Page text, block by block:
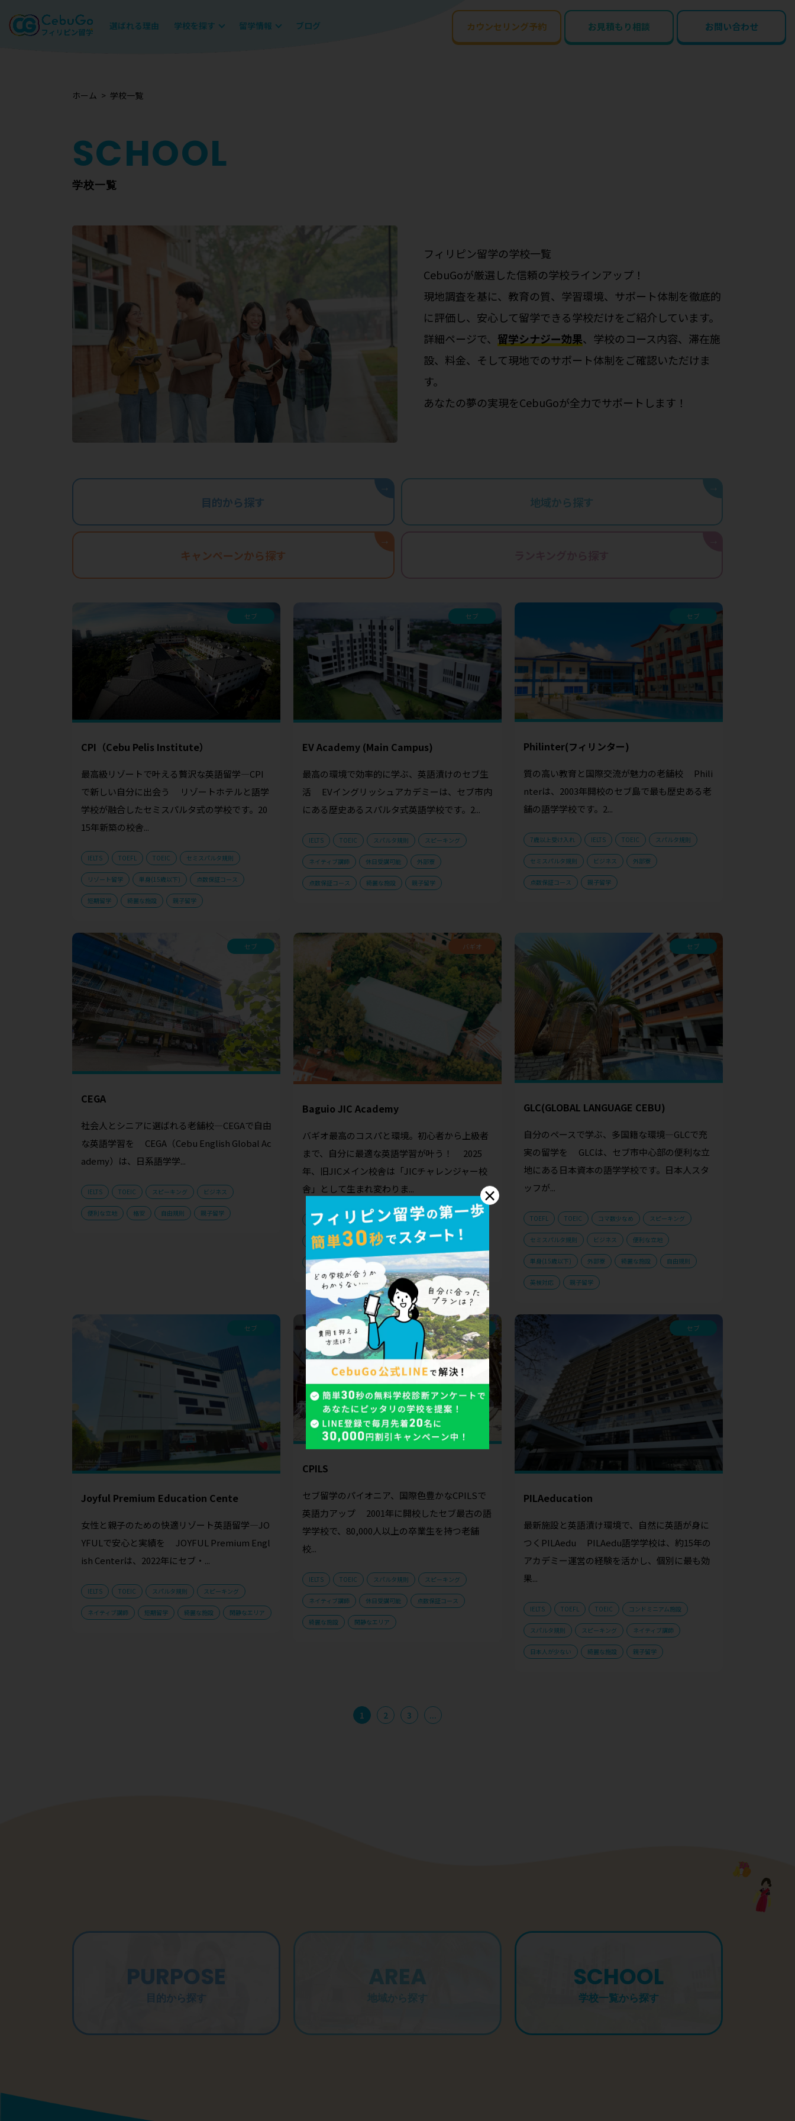
選ばれる理由 学校を探す 留学情報 ブログ カウンセリング予約 お見積もり相談 お問い合わせ
ホーム 学校一覧
学校一覧
フィリピン留学の学校一覧
CebuGoが厳選した信頼の学校ラインアップ！
現地調査を基に、教育の質、学習環境、サポート体制を徹底的
に評価し、安心して留学できる学校だけをご紹介しています。
詳細ページで、 留学シナジー効果、学校のコース内容、滞在施
設、料金、そして現地でのサポート体制をご確認いただけま
す。
あなたの夢の実現をCebuGoが全力でサポートします！
目的から探す
→
地域から探す
→
キャンペーンから探す
→
セブ
CPI（Cebu Pelis Institute）
最高級リゾートで叶える贅沢な英語留学—CPI
で新しい自分に出会う リゾートホテルと語学
学校が融合したセミスパルタ式の学校です。20
15年新築の校舎...
IELTS TOEFL TOEIC セミスパルタ規則
リゾート留学 単身(15歳以下) 点数保証コース
短期留学 綺麗な施設 親子留学
セブ
EV Academy (Main Campus)
最高の環境で効率的に学ぶ、英語漬けのセブ生
活 EVイングリッシュアカデミーは、セブ市内
にある歴史あるスパルタ式英語学校です。2...
IELTS TOEIC スパルタ規則 スピーキング
ネイティブ講師 休日受講可能 外部寮
点数保証コース 綺麗な施設 親子留学
セブ
Philinter(フィリンター)
質の高い教育と国際交流が魅力の老舗校 Phili
nterは、2003年開校のセブ島で最も歴史ある老
舗の語学学校です。2...
7歳以上受け入れ IELTS TOEIC スパルタ規則
セミスパルタ規則 ビジネス 外部寮
点数保証コース 親子留学
セブ
CEGA
社会人とシニアに選ばれる老舗校—CEGAで自由
な英語学習を CEGA（Cebu English Global Ac
ademy）は、日系語学学...
IELTS TOEIC スピーキング ビジネス
便利な立地 格安 自由規則 親子留学
バギオ
Baguio JIC Academy
バギオ最高のコスパと環境。初心者から上級者
まで、自分に最適な英語学習が叶う！ 2025
年、旧JICメイン校舎は「JICチャレンジャー校
舎」として生まれ変わりま...
IELTS TOEIC スパルタ規則 スピーキング
ネイティブ講師 休日受講可能 外部寮
点数保証コース 綺麗な施設 親子留学
セブ
GLC(GLOBAL LANGUAGE CEBU)
自分のペースで学ぶ、多国籍な環境—GLCで充
実の留学を GLCは、セブ市中心部の便利な立
地にある日本資本の語学学校です。日本人スタ
ッフが...
TOEFL TOEIC コマ数少なめ スピーキング
セミスパルタ規則 ビジネス 便利な立地
単身(15歳以下) 外部寮 綺麗な施設 自由規則
英検対応 親子留学
セブ
Joyful Premium Education Cente
女性と親子のための快適リゾート英語留学—JO
YFULで安心と実績を JOYFUL Premium Engl
ish Centerは、2022年にセブ・...
IELTS TOEIC スパルタ規則 スピーキング
ネイティブ講師 短期留学 綺麗な施設 閑静なエリア
セブ
CPILS
セブ留学のパイオニア、国際色豊かなCPILSで
英語力アップ 2001年に開校したセブ最古の語
学学校で、80,000人以上の卒業生を持つ老舗
校...
IELTS TOEIC スパルタ規則 スピーキング
ネイティブ講師 休日受講可能 点数保証コース
綺麗な施設 閑静なエリア
セブ
PILAeducation
最新施設と英語漬け環境で、自然に英語が身に
つくPILAedu PILAedu語学学校は、約15年の
アカデミー運営の経験を活かし、個別に最も効
果...
IELTS TOEFL TOEIC コンドミニアム施設
スパルタ規則 スピーキング ネイティブ講師
日本人が少ない 綺麗な施設 親子留学
1 2 3 ...
PURPOSE
目的から探す
AREA
地域から探す
SCHOOL
学校一覧から探す
×